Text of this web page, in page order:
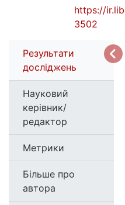
https://
3502
Результати
досліджень
Науковий
керівник/
редактор
Метрики
Більше про
автора